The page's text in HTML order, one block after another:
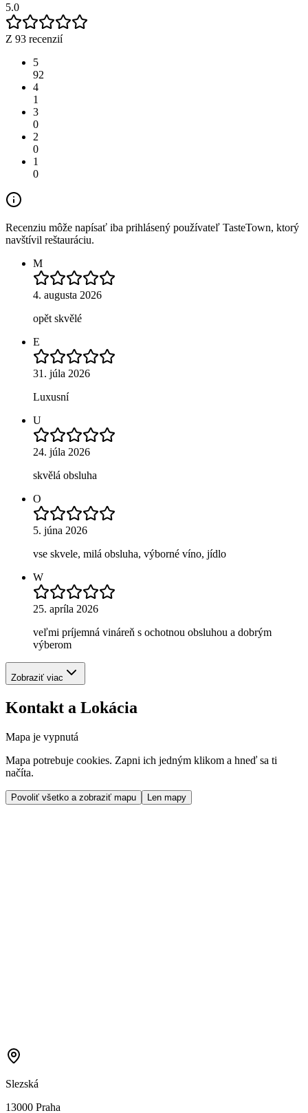
5.0
Z 93 recenzií
5
92
4
1
3
0
2
0
1
0
Recenziu môže napísať iba prihlásený používateľ TasteTown, ktorý
navštívil reštauráciu.
M
4. augusta 2026
opět skvělé
E
31. júla 2026
Luxusní
U
24. júla 2026
skvělá obsluha
O
5. júna 2026
vse skvele, milá obsluha, výborné víno, jídlo
W
25. apríla 2026
veľmi príjemná vináreň s ochotnou obsluhou a dobrým
výberom
Zobraziť viac
Kontakt a Lokácia
Mapa je vypnutá
Mapa potrebuje cookies. Zapni ich jedným klikom a hneď sa ti
načíta.
Povoliť všetko a zobraziť mapu Len mapy
Slezská
13000 Praha